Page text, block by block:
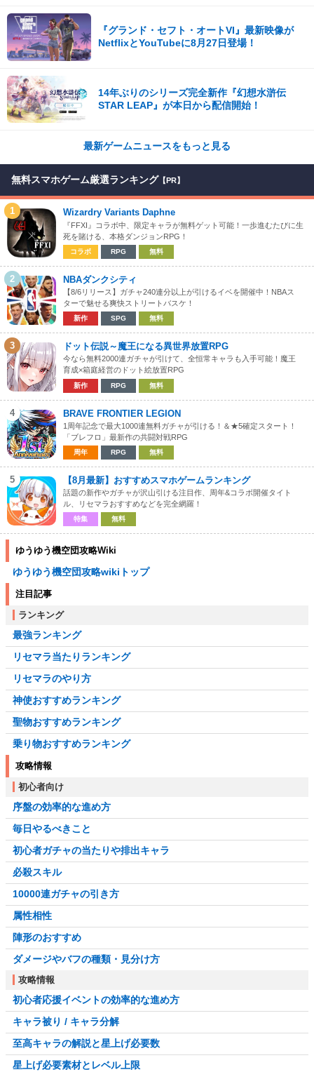
『グランド・セフト・オートVI』最新映像が
NetflixとYouTubeに8月27日登場！
14年ぶりのシリーズ完全新作『幻想水滸伝
STAR LEAP』が本日から配信開始！
最新ゲームニュースをもっと見る
無料スマホゲーム厳選ランキング 【PR】
1 Wizardry Variants Daphne
『FFXI』コラボ中、限定キャラが無料ゲット可能！一歩進むたびに生
死を賭ける、本格ダンジョンRPG！
コラボ RPG 無料
2 NBAダンクシティ
【8/6リリース】ガチャ240連分以上が引けるイベを開催中！NBAス
ターで魅せる爽快ストリートバスケ！
新作 SPG 無料
3 ドット伝説～魔王になる異世界放置RPG
今なら無料2000連ガチャが引けて、全恒常キャラも入手可能！魔王
育成×箱庭経営のドット絵放置RPG
新作 RPG 無料
4 BRAVE FRONTIER LEGION
1周年記念で最大1000連無料ガチャが引ける！＆★5確定スタート！
「ブレフロ」最新作の共闘対戦RPG
周年 RPG 無料
5 【8月最新】おすすめスマホゲームランキング
話題の新作やガチャが沢山引ける注目作、周年&コラボ開催タイト
ル、リセマラおすすめなどを完全網羅！
特集 無料
ゆうゆう機空団攻略Wiki
ゆうゆう機空団攻略wikiトップ
注目記事
ランキング
最強ランキング
リセマラ当たりランキング
リセマラのやり方
神使おすすめランキング
聖物おすすめランキング
乗り物おすすめランキング
攻略情報
初心者向け
序盤の効率的な進め方
毎日やるべきこと
初心者ガチャの当たりや排出キャラ
必殺スキル
10000連ガチャの引き方
属性相性
陣形のおすすめ
ダメージやバフの種類・見分け方
攻略情報
初心者応援イベントの効率的な進め方
キャラ被り / キャラ分解
至高キャラの解説と星上げ必要数
星上げ必要素材とレベル上限